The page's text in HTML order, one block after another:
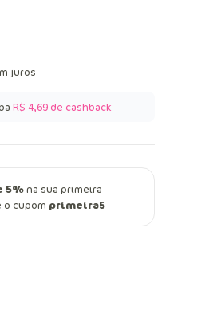
juros
R$ 4,69de cashback
5%na sua primeira
o cupom primeira5